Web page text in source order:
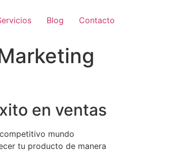
Blog Contacto
en ventas
mundo
tu producto de manera